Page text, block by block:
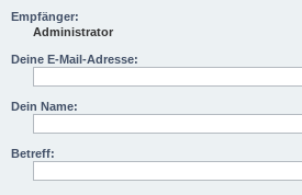
Empfänger:
Administrator
Deine E-Mail-Adresse:
Dein Name:
Betreff: